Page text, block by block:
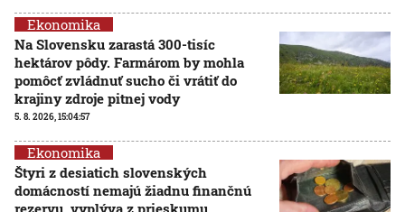
Ekonomika
Na Slovensku zarastá 300-tisíc
hektárov pôdy. Farmárom by mohla
pomôcť zvládnuť sucho či vrátiť do
krajiny zdroje pitnej vody
5. 8. 2026, 15:04:57
Ekonomika
Štyri z desiatich slovenských
domácností nemajú žiadnu finančnú